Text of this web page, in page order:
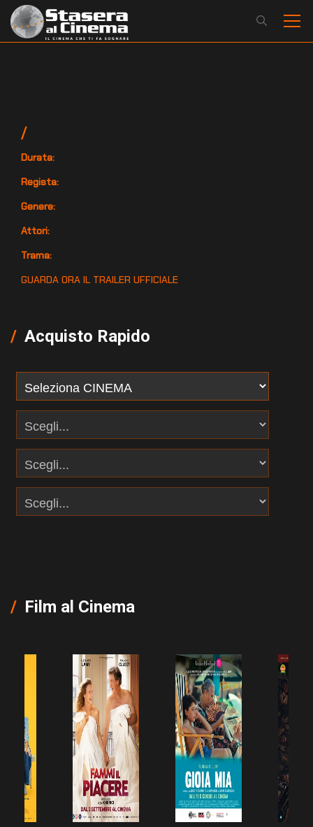
/
Durata:
Regista:
Genere:
Attori:
Trama:
GUARDA ORA IL TRAILER UFFICIALE
Acquisto Rapido
Film al Cinema